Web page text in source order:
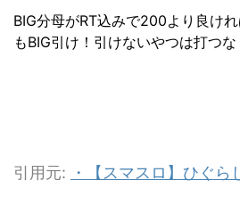
BIG分母がRT込みで200より良け
もBIG引け！引けないやつは打つな
引用元:
・【スマスロ】ひぐ